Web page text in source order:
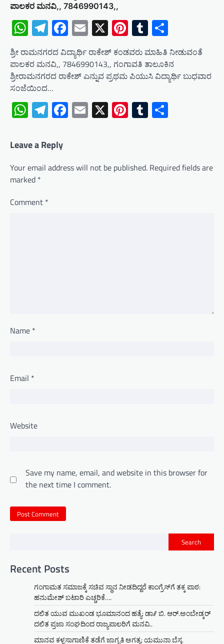
ಪಾಲಕರ ಮನವಿ,, 7846990143,,
WhatsApp
Telegram
Facebook
Email
X Pinterest
Tumblr
ಶ್ರೀ ರಾಮನಗರದ ವಿದ್ಯಾರ್ಥಿ ರಾಕೇಶ್ ಕಂಡವರು ಮಾಹಿತಿ ನೀಡುವಂತೆ
ಪಾಲಕರ ಮನವಿ,, 7846990143,, ಗಂಗಾವತಿ ತಾಲೂಕಿನ
ಶ್ರೀರಾಮನಗರದ ರಾಕೇಶ್ ಎನ್ನುವ ಪ್ರಥಮ ಪಿಯುಸಿ ವಿದ್ಯಾರ್ಥಿ ಬುಧವಾರ
ಸಂಜೆಯಿಂದ…
WhatsApp
Telegram
Facebook
Email
X Pinterest
Tumblr
Leave a Reply
Your email address will not be published. Required fields are
marked *
Comment *
Name *
Email *
Website
Save my name, email, and website in this browser for
the next time I comment.
Search
Recent Posts
ಗಂಗಾಮತ ಸಮಾಜಕ್ಕೆ ಸಚಿವ ಸ್ಥಾನ ನೀಡದಿದ್ದರೆ ಕಾಂಗ್ರೆಸ್‌ಗೆ ತಕ್ಕ ಪಾಠ:
ಹನುಮೇಶ್ ಬಟಾರಿ ಎಚ್ಚರಿಕೆ….
ದಲಿತ ಯುವ ಮುಖಂಡ ಭೂಮಾನಂದ ಹತ್ಯೆ: ಡಾ// ಬಿ. ಆರ್.ಅಂಬೇಡ್ಕರ್
ದಲಿತ ಪ್ರಜಾ ಸಂಘದಿಂದ ರಾಜ್ಯಪಾಲರಿಗೆ ಮನವಿ..
ಮಾನವ ಕಳ್ಳಸಾಗಾಣಿಕೆ ತಡೆಗೆ ಜಾಗೃತಿ ಅಗತ್ಯ: ಯಮುನಾ ಬೆಸ್ತ.